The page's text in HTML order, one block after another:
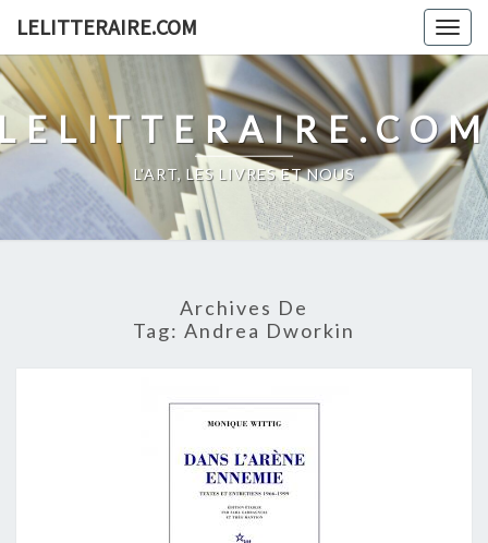
content
LELITTERAIRE.COM
L'ART, LES LIVRES ET NOUS
Archives De
Tag: Andrea Dworkin